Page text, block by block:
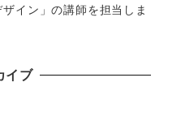
イン」の講師を担当しま
イブ